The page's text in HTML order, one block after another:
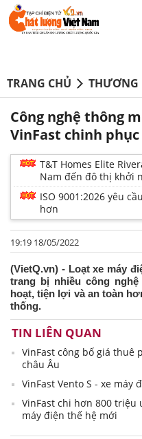
TRANG CHỦ THƯƠNG
Công nghệ thông
VinFast chinh
T&T Homes Elite
Nam đến đô thị khởi
ISO 9001:2026 yêu
hơn
19:19 18/05/2022
(VietQ.vn) - Loạt xe máy
trang bị nhiều công
hoạt, tiện lợi và an toàn
thống.
TIN LIÊN QUAN
VinFast công bố giá thuê
châu Âu
VinFast Vento S - xe máy
VinFast chi hơn 800 triệu
máy điện thế hệ mới